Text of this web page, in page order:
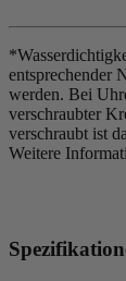
entsprechender
werden. Bei
verschraubter
verschraubt ist
Weitere